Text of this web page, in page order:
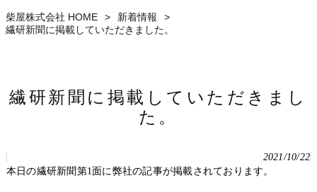
柴屋株式会社 HOME > 新着情報
>
繊研新聞に掲載していただきました。
繊研新聞に掲載していただきまし
た。
2021/10/22
本日の繊研新聞第1面に弊社の記事が掲載されております。